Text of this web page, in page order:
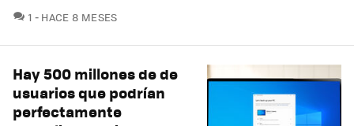
1 COMENTARIOS
HACE 8 MESES
Hay 500 millones de de
usuarios que podrían
perfectamente